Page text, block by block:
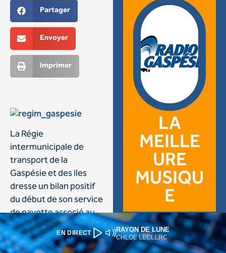
EN DIRECT RAYON DE LUNE
CHLOE LECLERC